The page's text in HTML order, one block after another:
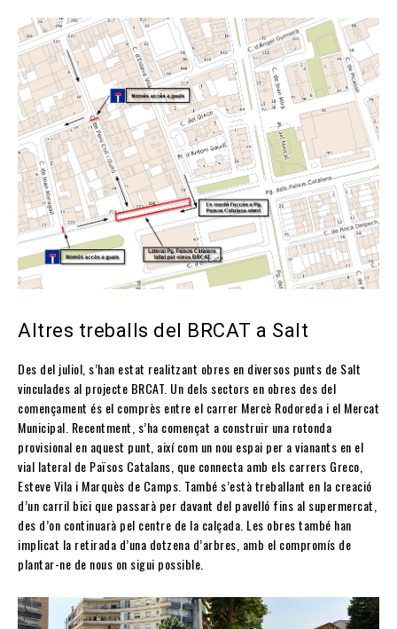
Altres treballs del BRCAT a Salt
Des del juliol, s’han estat realitzant obres en diversos punts de Salt
vinculades al projecte BRCAT. Un dels sectors en obres des del
començament és el comprès entre el carrer Mercè Rodoreda i el Mercat
Municipal. Recentment, s’ha començat a construir una rotonda
provisional en aquest punt, així com un nou espai per a vianants en el
vial lateral de Països Catalans, que connecta amb els carrers Greco,
Esteve Vila i Marquès de Camps. També s’està treballant en la creació
d’un carril bici que passarà per davant del pavelló fins al supermercat,
des d’on continuarà pel centre de la calçada. Les obres també han
implicat la retirada d’una dotzena d’arbres, amb el compromís de
plantar-ne de nous on sigui possible.